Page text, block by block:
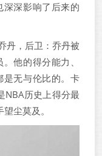
深影响了后来的
丹，后卫：乔丹被
他的得分能力、
是无与伦比的。卡
NBA历史上得分最
尘莫及。